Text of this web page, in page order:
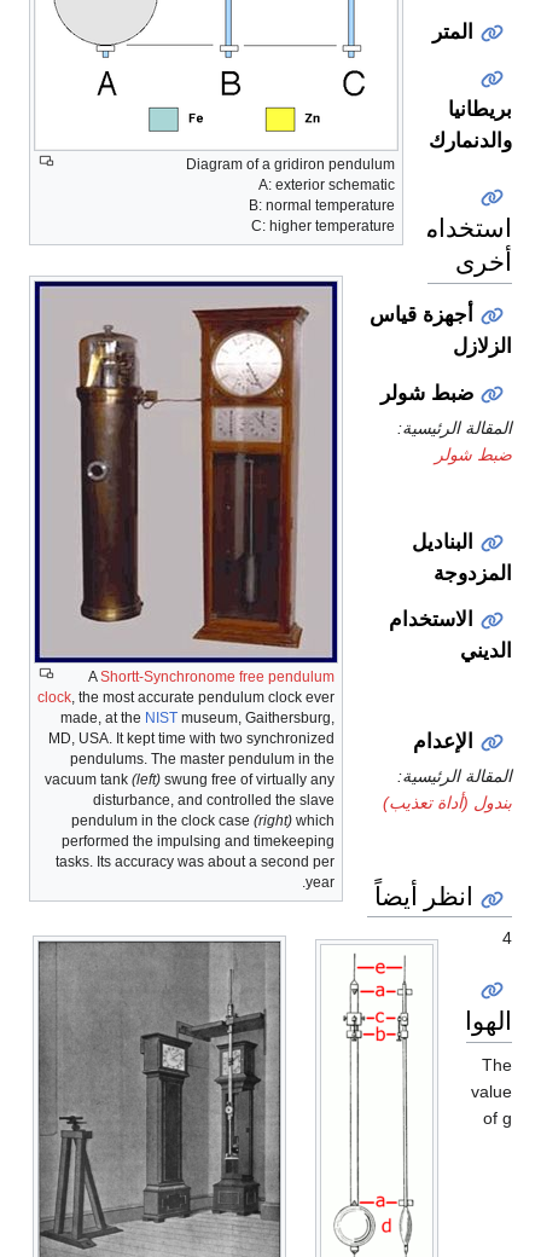
Diagram of a gridiron pendulum
A: exterior schematic
B: normal temperature
C: higher temperature
AShortt-Synchronome free pendulum
clock, the most accurate pendulum clock ever
made, at the NIST museum, Gaithersburg,
MD, USA. It kept time with two synchronized
pendulums. The master pendulum in the
vacuum tank (left) swung free of virtually any
disturbance, and controlled the slave
pendulum in the clock case (right) which
performed the impulsing and timekeeping
tasks. Its accuracy was about a second per
year.
المتر
بريطانيا
والدنمارك
استخدامات
أخرى
أجهزة قياس
الزلازل
ضبط شولر
المقالة الرئيسية:
ضبط شولر
البناديل
المزدوجة
الاستخدام
الديني
الإعدام
المقالة الرئيسية:
بندول (أداة تعذيب)
انظر أيضاً
4
الهوامش
The
value
of g